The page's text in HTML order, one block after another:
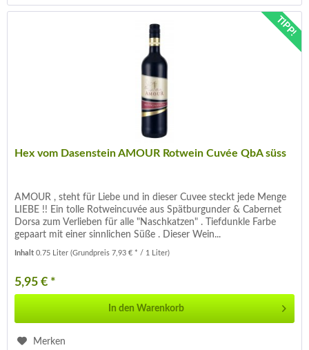
TIPP!
Hex vom Dasenstein AMOUR Rotwein Cuvée QbA süss
AMOUR , steht für Liebe und in dieser Cuvee steckt jede Menge
LIEBE !! Ein tolle Rotweincuvée aus Spätburgunder & Cabernet
Dorsa zum Verlieben für alle "Naschkatzen" . Tiefdunkle Farbe
gepaart mit einer sinnlichen Süße . Dieser Wein...
Inhalt0.75 Liter(Grundpreis 7,93 € * / 1 Liter)
5,95 € *
In den Warenkorb
Merken